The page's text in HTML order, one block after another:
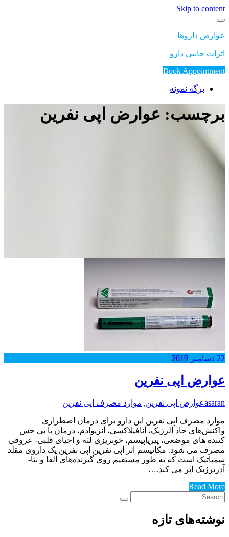
Skip to content
عوارض داروها
اثرات جانبی دارو
Book Appointment
برگه نمونه
برچسب: عوارض اپی نفرین
22 دسامبر 2019
عوارض اپی نفرین
asaranعوارض اپی نفرین, موارد مصرف اپی نفرین
موارد مصرف اپی نفرین این دارو برای درمان اضطراری
واکنش‌های حاد آلرژیک، آنافیلاکسی، آنژیوادم، درمان با بی حس
کننده ‌های موضعی، پیریاپیسم، خونریزی لثه و احیای قلبی- عروقی
مصرف می شود. مکانیسم اثر اپی نفرین اپی نفرین یک داروی مقلد
سمپاتیک است که به طور مستقیم روی گیرنده‌های آلفا و بتا-
آدرنرژیک اثر می کند.…
Read More
نوشته‌های تازه